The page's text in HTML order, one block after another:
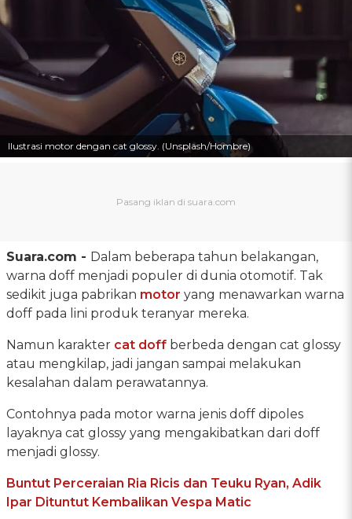
Ilustrasi motor dengan cat glossy. (Unsplash/Hombre)
Suara.com - Dalam beberapa tahun belakangan,
warna doff menjadi populer di dunia otomotif. Tak
sedikit juga pabrikan motor yang menawarkan warna
doff pada lini produk teranyar mereka.
Namun karakter cat doff berbeda dengan cat glossy
atau mengkilap, jadi jangan sampai melakukan
kesalahan dalam perawatannya.
Contohnya pada motor warna jenis doff dipoles
layaknya cat glossy yang mengakibatkan dari doff
menjadi glossy.
Buntut Perceraian Ria Ricis dan Teuku Ryan, Adik
Ipar Dituntut Kembalikan Vespa Matic